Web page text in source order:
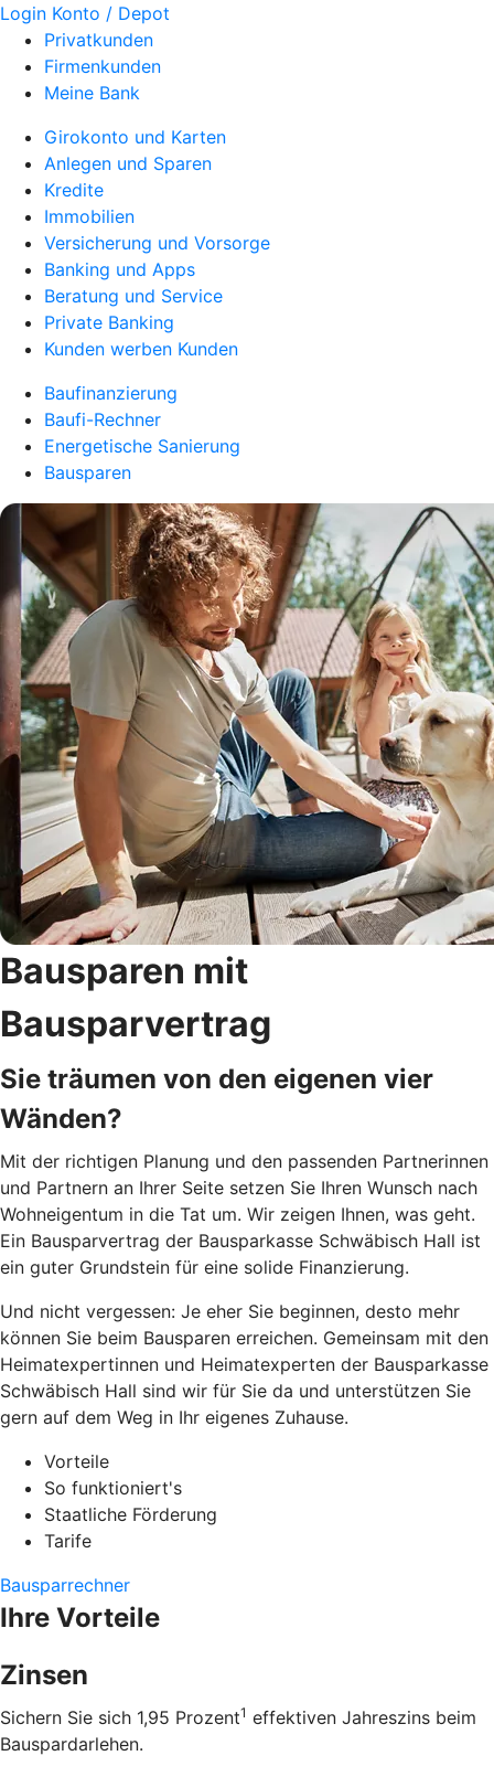
Login Konto / Depot
Privatkunden
Firmenkunden
Meine Bank
Girokonto und Karten
Anlegen und Sparen
Kredite
Immobilien
Versicherung und Vorsorge
Banking und Apps
Beratung und Service
Private Banking
Kunden werben Kunden
Baufinanzierung
Baufi-Rechner
Energetische Sanierung
Bausparen
Bausparen mit
Bausparvertrag
Sie träumen von den eigenen vier
Wänden?
Mit der richtigen Planung und den passenden Partnerinnen
und Partnern an Ihrer Seite setzen Sie Ihren Wunsch nach
Wohneigentum in die Tat um. Wir zeigen Ihnen, was geht.
Ein Bausparvertrag der Bausparkasse Schwäbisch Hall ist
ein guter Grundstein für eine solide Finanzierung.
Und nicht vergessen: Je eher Sie beginnen, desto mehr
können Sie beim Bausparen erreichen. Gemeinsam mit den
Heimatexpertinnen und Heimatexperten der Bausparkasse
Schwäbisch Hall sind wir für Sie da und unterstützen Sie
gern auf dem Weg in Ihr eigenes Zuhause.
Vorteile
So funktioniert's
Staatliche Förderung
Tarife
Bausparrechner
Ihre Vorteile
Zinsen
Sichern Sie sich 1,95 Prozent1 effektiven Jahreszins beim
Bauspardarlehen.